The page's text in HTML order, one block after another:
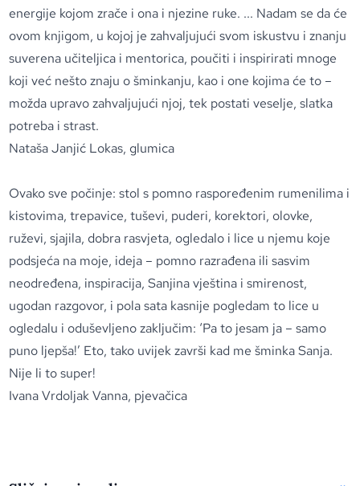
energije kojom zrače i ona i njezine ruke. ... Nadam se da će
ovom knjigom, u kojoj je zahvaljujući svom iskustvu i znanju
suverena učiteljica i mentorica, poučiti i inspirirati mnoge
koji već nešto znaju o šminkanju, kao i one kojima će to –
možda upravo zahvaljujući njoj, tek postati veselje, slatka
potreba i strast.
Nataša Janjić Lokas, glumica
Ovako sve počinje: stol s pomno raspoređenim rumenilima i
kistovima, trepavice, tuševi, puderi, korektori, olovke,
ruževi, sjajila, dobra rasvjeta, ogledalo i lice u njemu koje
podsjeća na moje, ideja – pomno razrađena ili sasvim
neodređena, inspiracija, Sanjina vještina i smirenost,
ugodan razgovor, i pola sata kasnije pogledam to lice u
ogledalu i oduševljeno zaključim: ‘Pa to jesam ja – samo
puno ljepša!’ Eto, tako uvijek završi kad me šminka Sanja.
Nije li to super!
Ivana Vrdoljak Vanna, pjevačica